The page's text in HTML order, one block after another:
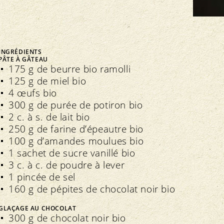
Directives
Contrôle
Importations
Assurance qualité
Assemblée des délégués
interne
Extranet
Cahier des charges
FNRB
Marchés régionaux
Bio-Symposium
Bourgeon
À GÂTEAU
175 g de beurre bio ramolli
125 g de miel bio
4 œufs bio
300 g de purée de potiron bio
2 c. à s. de lait bio
250 g de farine d’épeautre bio
100 g d’amandes moulues bio
1 sachet de sucre vanillé bio
3 c. à c. de poudre à lever
1 pincée de sel
160 g de pépites de chocolat noir bio
AU CHOCOLAT
300 g de chocolat noir bio